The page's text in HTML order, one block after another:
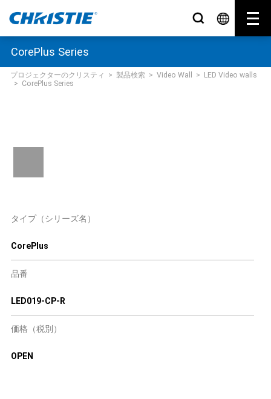
CorePlus Series
プロジェクターのクリスティ > 製品検索 > Video Wall >
LED Video walls
> CorePlus Series
タイプ（シリーズ名）
CorePlus
品番
LED019-CP-R
価格（税別）
OPEN